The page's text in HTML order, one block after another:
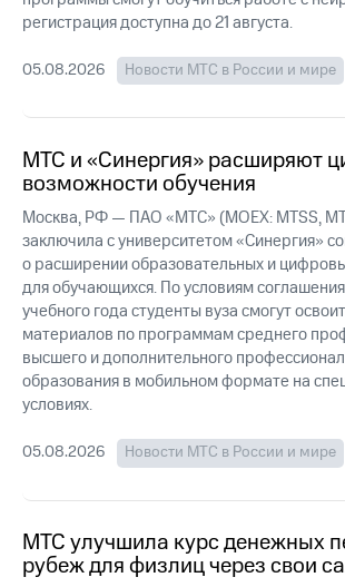
Информация
Документы
ПАО
Собрания
акционеров
Личный
кабинет
акционера
Акционерный
капитал
Контроль
и
аудит
Рынок
акций
приобретения
Порядок
акций
Рынок
облигаций
регистрация доступна до 21 августа.
05.08.2026 Новости МТС в России и мире
МТС и «Синергия» расширяют
возможности обучения
Москва, РФ — ПАО «МТС» (MOEX: MTSS,
заключила с университетом «Синергия»
о расширении образовательных и
для обучающихся. По условиям
учебного года студенты вуза смогут
материалов по программам среднего
высшего и дополнительного
образования в мобильном формате на
условиях.
05.08.2026 Новости МТС в России и мире
МТС улучшила курс денежных
рубеж для физлиц через свои